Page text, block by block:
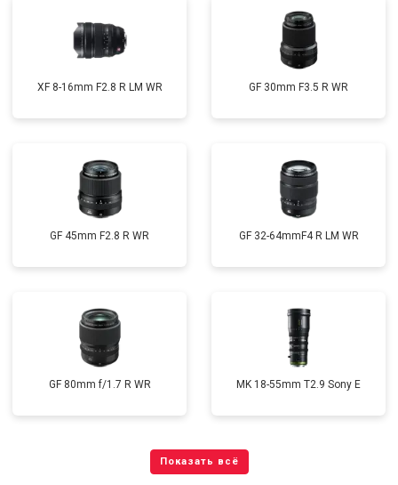
XF 8-16mm F2.8 R LM WR GF 30mm F3.5 R WR
GF 45mm F2.8 R WR GF 32-64mmF4 R LM WR
GF 80mm f/1.7 R WR MK 18-55mm T2.9 Sony E